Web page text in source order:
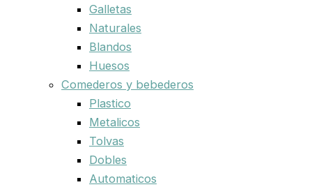
Galletas
Naturales
Blandos
Huesos
Comederos y bebederos
Plastico
Metalicos
Tolvas
Dobles
Automaticos